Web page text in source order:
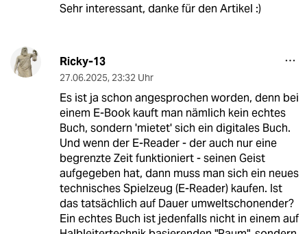
Sehr interessant, danke für den Artikel :)
Ricky-13
27.06.2025, 23:32 Uhr
Es ist ja schon angesprochen worden, denn bei
einem E-Book kauft man nämlich kein echtes
Buch, sondern 'mietet' sich ein digitales Buch.
Und wenn der E-Reader - der auch nur eine
begrenzte Zeit funktioniert - seinen Geist
aufgegeben hat, dann muss man sich ein neues
technisches Spielzeug (E-Reader) kaufen. Ist
das tatsächlich auf Dauer umweltschonender?
Ein echtes Buch ist jedenfalls nicht in einem auf